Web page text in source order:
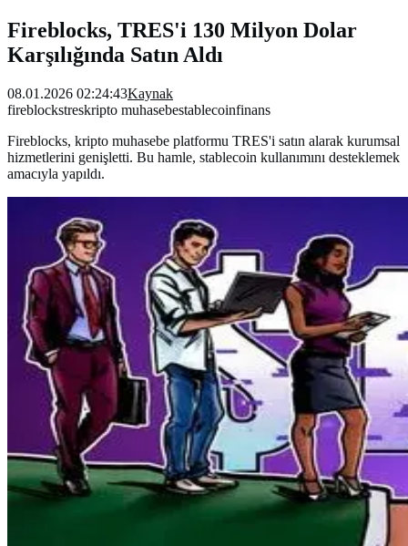
Fireblocks, TRES'i 130 Milyon Dolar
Karşılığında Satın Aldı
08.01.2026 02:24:43Kaynak
fireblockstreskripto muhasebestablecoinfinans
Fireblocks, kripto muhasebe platformu TRES'i satın alarak kurumsal
hizmetlerini genişletti. Bu hamle, stablecoin kullanımını desteklemek
amacıyla yapıldı.